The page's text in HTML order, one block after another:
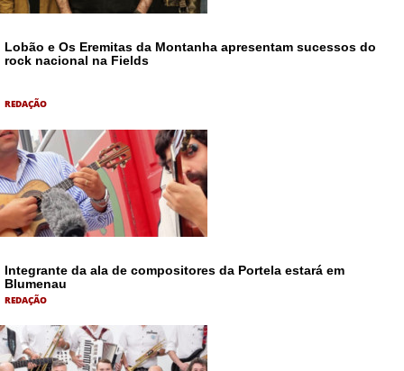
Lobão e Os Eremitas da Montanha apresentam sucessos do
rock nacional na Fields
REDAÇÃO
Integrante da ala de compositores da Portela estará em
Blumenau
REDAÇÃO